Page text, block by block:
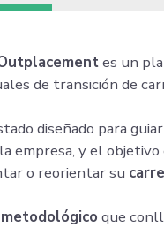
es un
de transición de
diseñado para
empresa, y el
o reorientar su
que